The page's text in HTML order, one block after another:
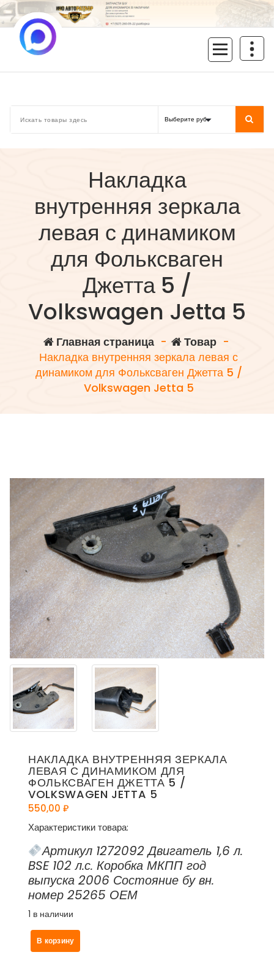
Перейти
к
содержимому
Накладка
внутренняя зеркала
левая с динамиком
для Фольксваген
Джетта 5 /
Volkswagen Jetta 5
Главная страница- Товар-
Накладка внутренняя зеркала левая с
динамиком для Фольксваген Джетта 5 /
Volkswagen Jetta 5
НАКЛАДКА ВНУТРЕННЯЯ ЗЕРКАЛА
ЛЕВАЯ С ДИНАМИКОМ ДЛЯ
ФОЛЬКСВАГЕН ДЖЕТТА 5 /
VOLKSWAGEN JETTA 5
550,00 ₽
Характеристики товара:
Артикул 1272092 Двигатель 1,6 л.
BSE 102 л.с. Коробка МКПП год
выпуска 2006 Состояние бу вн.
номер 25265 ОЕМ
1 в наличии
Количество
товара
В корзину